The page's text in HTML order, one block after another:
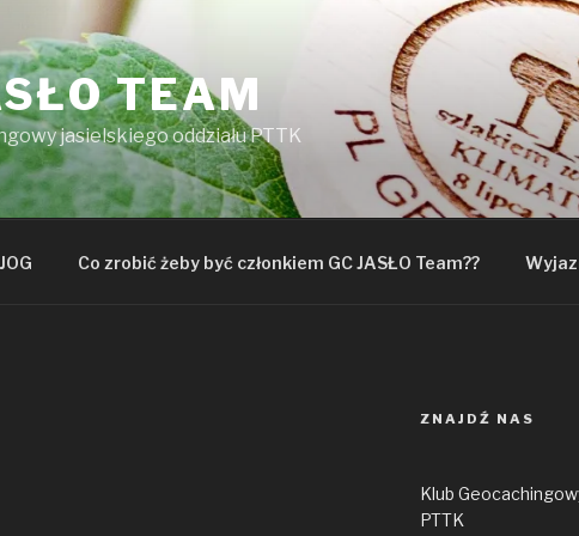
TEAM
jasielskiego oddziału PTTK
Co zrobić żeby być członkiem GC JASŁO Team??
ZNAJDŹ NAS
Klub
PTTK